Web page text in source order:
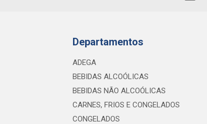
Departamentos
ADEGA
BEBIDAS ALCOÓLICAS
BEBIDAS NÃO ALCOÓLICAS
CARNES, FRIOS E CONGELADOS
CONGELADOS